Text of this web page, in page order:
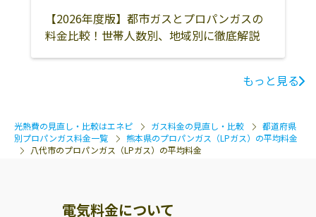
八代市大手町2-
4-25
合資会社丸仙商
八代市坂本町坂
0965-53-7890
吉住酸素工業株
八代市萩原町1-
0965-32-3055
10
【2026年度版】都市ガスとプロパンガスの
料金比較！世帯人数別、地域別に徹底解説
もっと見る
光熱費の見直し・比較はエネピ ガス料金の見直し・比較
都道府県
別プロパンガス料金一覧
熊本県のプロパンガス（LPガス）の平均料金
八代市のプロパンガス（LPガス）の平均料金
電気料金について